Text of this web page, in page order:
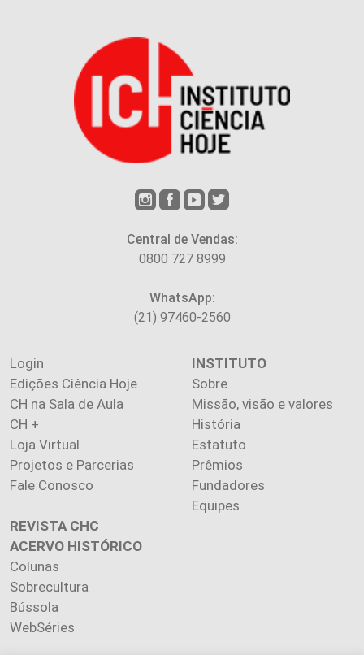
Central de Vendas:
0800 727 8999
WhatsApp:
(21) 97460-2560
Login
Edições Ciência Hoje
CH na Sala de Aula
CH +
Loja Virtual
Projetos e Parcerias
Fale Conosco
INSTITUTO
Sobre
Missão, visão e valores
História
Estatuto
Prêmios
Fundadores
Equipes
REVISTA CHC
ACERVO HISTÓRICO
Colunas
Sobrecultura
Bússola
WebSéries